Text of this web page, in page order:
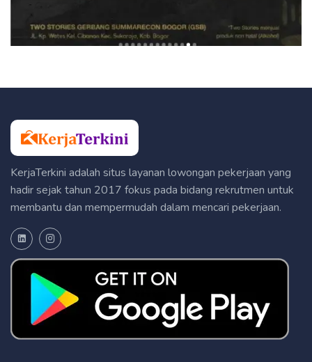
KerjaTerkini adalah situs layanan lowongan pekerjaan yang
hadir sejak tahun 2017 fokus pada bidang rekrutmen untuk
membantu dan mempermudah dalam mencari pekerjaan.